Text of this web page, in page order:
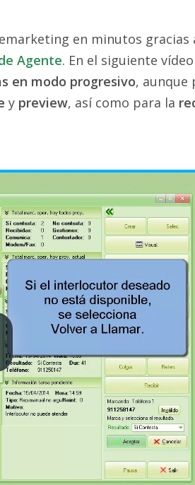
en minutos gracias
Agente. En el siguiente
en modo progresivo, aunque
y preview, así como para la